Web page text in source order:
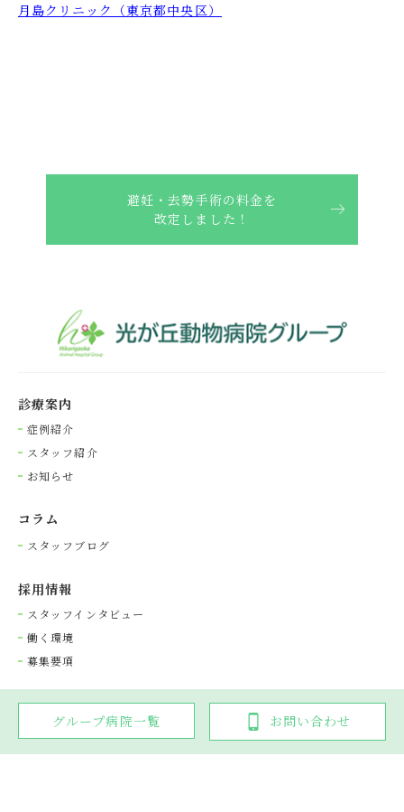
月島クリニック（東京都中央区）
避妊・去勢手術の料金を
改定しました！
診療案内
症例紹介
スタッフ紹介
お知らせ
コラム
スタッフブログ
採⽤情報
スタッフインタビュー
働く環境
募集要項
Copyright © 光が丘動物病院グループ. All rights reserved.
グループ病院一覧 お問い合わせ